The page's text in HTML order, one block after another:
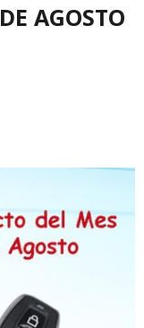
AGOSTO